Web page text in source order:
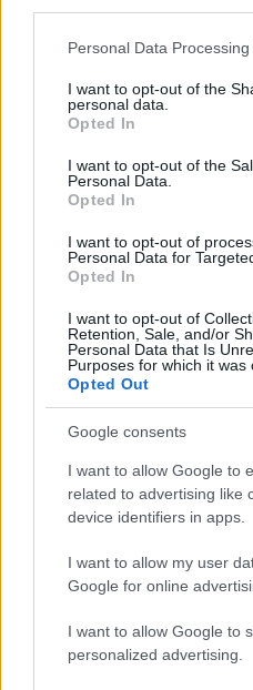
Please note that this website/
not limited to your visit or
grant or deny consent to
use your data for below
consent section.
Personal Data
I want to opt-out of the
personal data.
Opted In
I want to opt-out of the
Personal Data.
Opted In
I want to opt-out of
Personal Data for
Opted In
I want to opt-out of
Retention, Sale, and/or
Personal Data that Is
Purposes for which it was
Opted Out
Google consents
I want to allow Google to
related to advertising like
device identifiers in apps.
I want to allow my user
Google for online
I want to allow Google to
personalized advertising.